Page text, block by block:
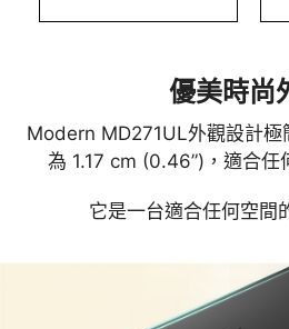
優美時尚
Modern MD271UL外觀設計極
為 1.17 cm (0.46”)，適合任
它是一台適合任何空間